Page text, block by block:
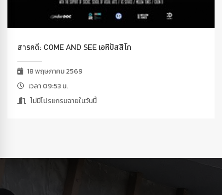
สารคดี: COME AND SEE เอหิปัสสิโก
18 พฤษภาคม 2569
เวลา 09:53 น.
ไม่มีโปรแกรมฉายในวันนี้